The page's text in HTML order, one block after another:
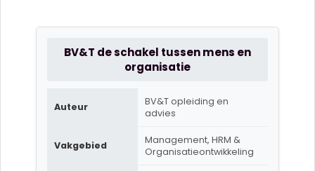
BV&T de schakel tussen mens en
organisatie
Auteur
BV&T opleiding en
advies
Vakgebied
Management, HRM &
Organisatieontwikkeling